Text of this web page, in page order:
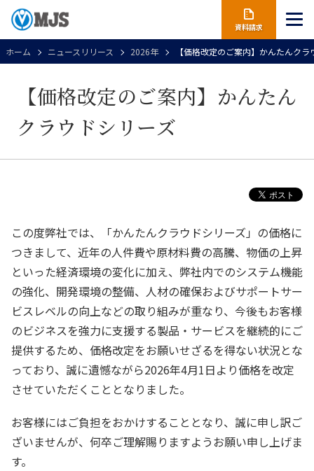
資料請求
ホーム ニュースリリース 2026年 【価格改定のご案内】かんたんクラ
【価格改定のご案内】かんたん
クラウドシリーズ
この度弊社では、「かんたんクラウドシリーズ」の価格に
つきまして、近年の人件費や原材料費の高騰、物価の上昇
といった経済環境の変化に加え、弊社内でのシステム機能
の強化、開発環境の整備、人材の確保およびサポートサー
ビスレベルの向上などの取り組みが重なり、今後もお客様
のビジネスを強力に支援する製品・サービスを継続的にご
提供するため、価格改定をお願いせざるを得ない状況とな
っており、誠に遺憾ながら2026年4月1日より価格を改定
させていただくこととなりました。
お客様にはご負担をおかけすることとなり、誠に申し訳ご
ざいませんが、何卒ご理解賜りますようお願い申し上げま
す。